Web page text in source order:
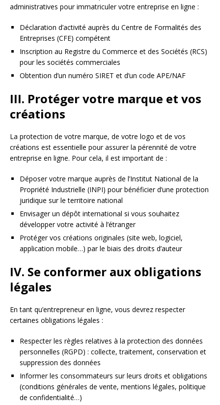
administratives pour immatriculer votre entreprise en ligne :
Déclaration d’activité auprès du Centre de Formalités des
Entreprises (CFE) compétent
Inscription au Registre du Commerce et des Sociétés (RCS)
pour les sociétés commerciales
Obtention d’un numéro SIRET et d’un code APE/NAF
III. Protéger votre marque et vos
créations
La protection de votre marque, de votre logo et de vos
créations est essentielle pour assurer la pérennité de votre
entreprise en ligne. Pour cela, il est important de :
Déposer votre marque auprès de l’Institut National de la
Propriété Industrielle (INPI) pour bénéficier d’une protection
juridique sur le territoire national
Envisager un dépôt international si vous souhaitez
développer votre activité à l’étranger
Protéger vos créations originales (site web, logiciel,
application mobile…) par le biais des droits d’auteur
IV. Se conformer aux obligations
légales
En tant qu’entrepreneur en ligne, vous devrez respecter
certaines obligations légales :
Respecter les règles relatives à la protection des données
personnelles (RGPD) : collecte, traitement, conservation et
suppression des données
Informer les consommateurs sur leurs droits et obligations
(conditions générales de vente, mentions légales, politique
de confidentialité…)